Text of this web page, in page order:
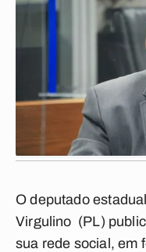
O deputado
Virgulino (PL)
sua rede social, em